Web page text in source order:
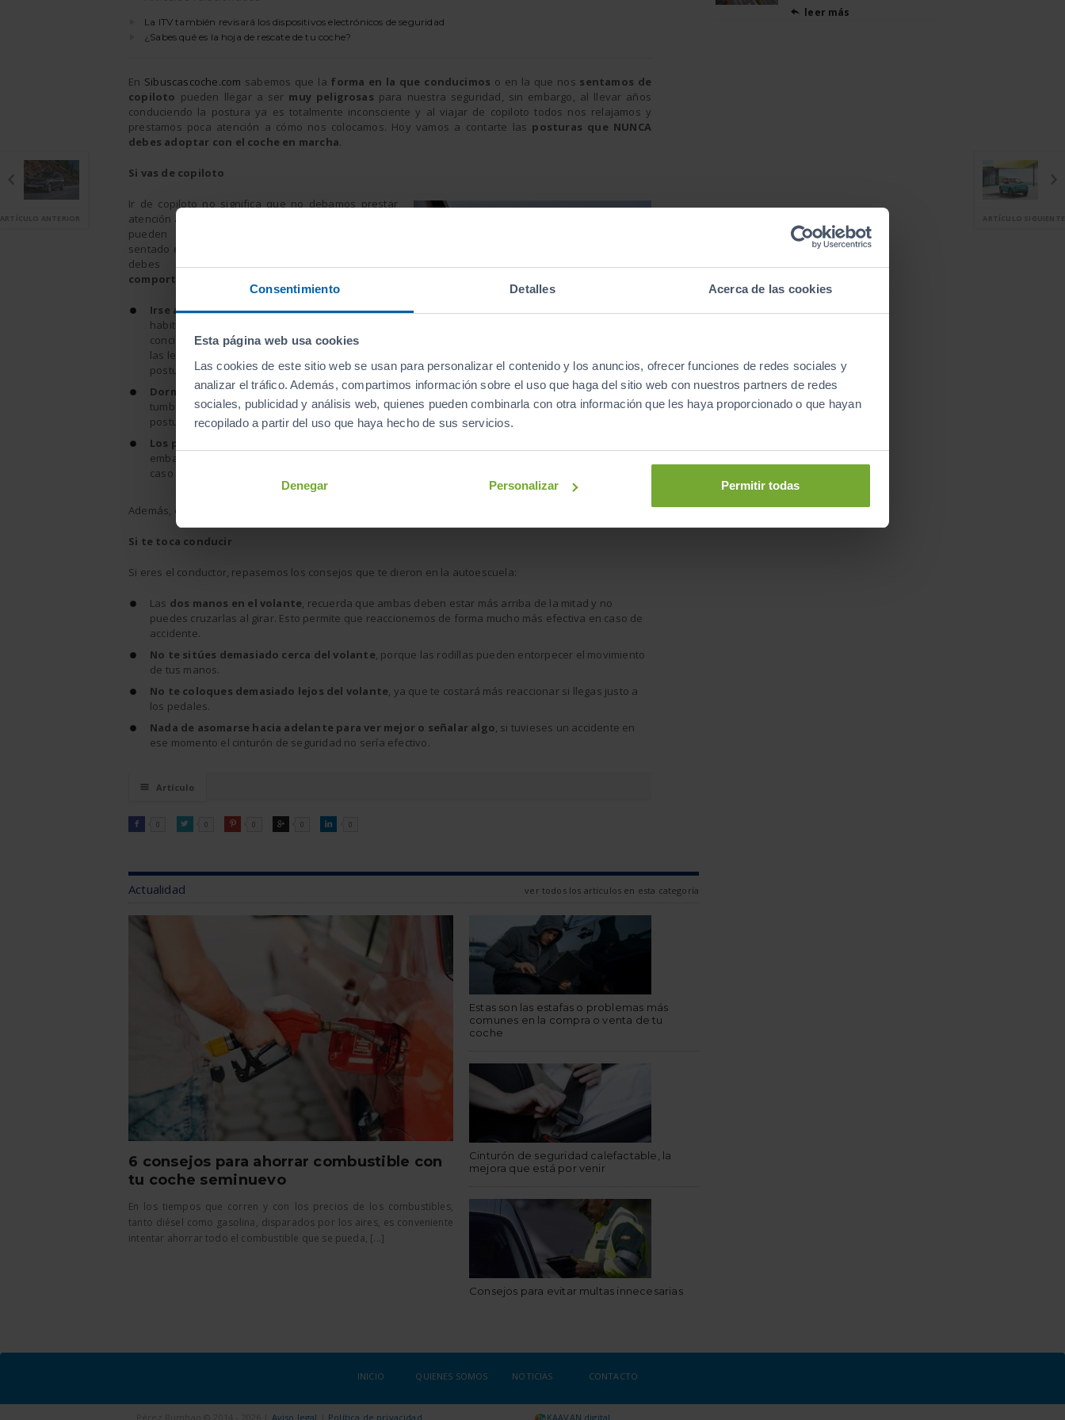
Consentimiento Detalles Acerca de las cookies
Esta página web usa cookies
Las cookies de este sitio web se usan para personalizar el contenido y los anuncios, ofrecer funciones de redes sociales y
analizar el tráfico. Además, compartimos información sobre el uso que haga del sitio web con nuestros partners de redes
sociales, publicidad y análisis web, quienes pueden combinarla con otra información que les haya proporcionado o que hayan
recopilado a partir del uso que haya hecho de sus servicios.
Denegar Personalizar Permitir todas
La ITV también revisará los dispositivos electrónicos de seguridad
¿Sabes qué es la hoja de rescate de tu coche?
En Sibuscascoche.com sabemos que la forma en la que conducimos o en la que nos sentamos de
copiloto pueden llegar a ser muy peligrosas para nuestra seguridad, sin embargo, al llevar años
conduciendo la postura ya es totalmente inconsciente y al viajar de copiloto todos nos relajamos y
prestamos poca atención a cómo nos colocamos. Hoy vamos a contarte las posturas que NUNCA
debes adoptar con el coche en marcha.
Si vas de copiloto
Ir de copiloto no significa que no debamos prestar
atención a nuestra postura, sabemos lo pesados que
pueden ser los viajes largos y que mantenerse
sentado en ángulo recto no es lo más cómodo, pero
debes esforzarte paraevitar estos
comportamientos
Irse al asiento trasero a dormir, esto era muy
habitual hace unos años, por suerte la gente se
conciencia cada vez más. En caso de accidente
las lesiones pueden ser gravísimas en esta
postura.
Dormir con el asiento totalmente reclinado, ten en cuenta que si tienes un golpe y estás
tumbado puedes salir despedido por debajo del cinturón de seguridad, así que debes evitar esta
postura.
Los pies en el salpicadero
embargo, tener las rodillas tan cerca de la cabeza puede ocasionarnos lesiones irreparables en
caso de golpe brusco.
Además, estos tres hábitos son
Si te toca conducir
Si eres el conductor, repasemos los consejos que te dieron en la autoescuela:
Las dos manos en el volante, recuerda que ambas deben estar más arriba de la mitad y no
puedes cruzarlas al girar. Esto permite que reaccionemos de forma mucho más efectiva en caso de
accidente.
No te sitúes demasiado cerca del volante, porque las rodillas pueden entorpecer el movimiento
de tus manos.
No te coloques demasiado lejos del volante, ya que te costará más reaccionar si llegas justo a
los pedales.
Nada de asomarse hacia adelante para ver mejor o señalar algo, si tuvieses un accidente en
ese momento el cinturón de seguridad no sería efectivo.
☰ Artículo

FACEBOOK
0 
TWITTER0 
PINTEREST
0 
GOOGLE0 
LINKEDIN
0
Actualidad ver todos los artículos en esta categoría
6 consejos para ahorrar combustible con
tu coche seminuevo
En los tiempos que corren y con los precios de los combustibles,
tanto diésel como gasolina, disparados por los aires, es conveniente
intentar ahorrar todo el combustible que se pueda, [...]
Estas son las estafas o problemas más
comunes en la compra o venta de tu
coche
Cinturón de seguridad calefactable, la
mejora que está por venir
Consejos para evitar multas innecesarias
 leer más
INICIO QUIENES SOMOS NOTICIAS CONTACTO
Aviso legal Política de privacidad KAAVAN digital